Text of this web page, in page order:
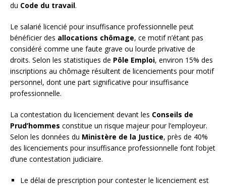
du Code du travail.
Le salarié licencié pour insuffisance professionnelle peut
bénéficier des allocations chômage, ce motif n’étant pas
considéré comme une faute grave ou lourde privative de
droits. Selon les statistiques de Pôle Emploi, environ 15% des
inscriptions au chômage résultent de licenciements pour motif
personnel, dont une part significative pour insuffisance
professionnelle.
La contestation du licenciement devant les Conseils de
Prud’hommes constitue un risque majeur pour l’employeur.
Selon les données du Ministère de la Justice, près de 40%
des licenciements pour insuffisance professionnelle font l’objet
d’une contestation judiciaire.
Le délai de prescription pour contester le licenciement est